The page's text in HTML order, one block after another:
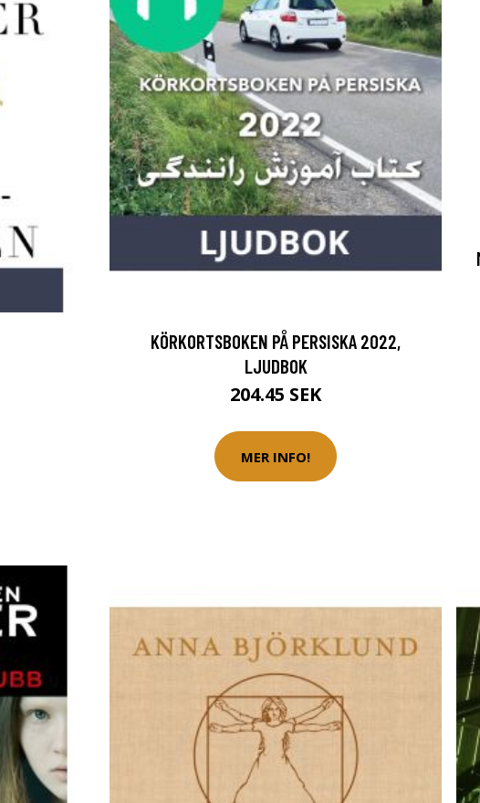
KÖRKORTSBOKEN PÅ PERSISKA 2022,
LJUDBOK
204.45 SEK
MER INFO!